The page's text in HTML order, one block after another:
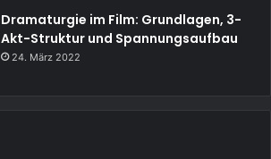
Dramaturgie im Film: Grundlagen, 3-
Akt-Struktur und Spannungsaufbau
24. März 2022